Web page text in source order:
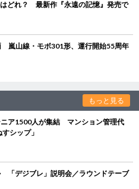
どれ？ 最新作『永遠の記憶』発売で
嵐山線・モボ301形、運行開始55周年
もっと見る
ニア1500人が集結 マンション管理代
シップ」
「デジブレ」説明会／ラウンドテーブ